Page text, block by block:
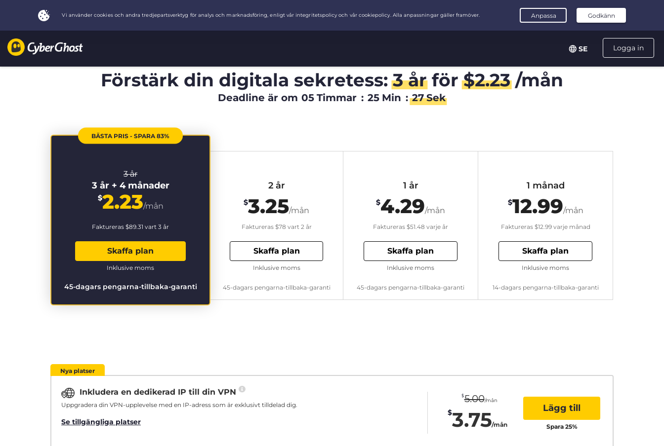
Logga in
SE
Förstärk din digitala sekretess:3 årför$2.23/mån
Deadline är om 05 Timmar : 25 Min : 26 Sek
BÄSTA PRIS - SPARA 83%
3 år
3 år + 4 månader
$2.23/mån
Faktureras $89.31 vart 3 år
Skaffa plan
45-dagars pengarna-tillbaka-garanti
Inklusive moms
2 år
$3.25/mån
Faktureras $78 vart 2 år
Skaffa plan
45-dagars pengarna-tillbaka-garanti
Inklusive moms
1 år
$4.29/mån
Faktureras $51.48 varje år
Skaffa plan
45-dagars pengarna-tillbaka-garanti
Inklusive moms
1 månad
$12.99/mån
Faktureras $12.99varje månad
Skaffa plan
14-dagars pengarna-tillbaka-garanti
Inklusive moms
Nya platser
Inkludera en dedikerad IP till din VPN
Uppgradera din VPN-upplevelse med en IP-adress som är exklusivt tilldelad dig.
Se tillgängliga platser
$5.00/mån
$3.75/mån
Lägg till
Spara 25%